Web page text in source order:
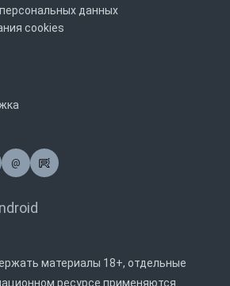
данных
cookies
@
Почта
материалы 18+, отдельные
ресурсе применяются